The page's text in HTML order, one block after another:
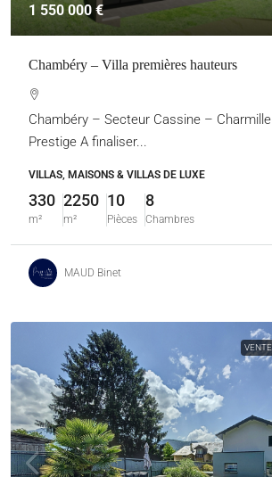
1 550 000 €
Chambéry – Villa premières hauteurs
Chambéry – Secteur Cassine –
Prestige A finaliser...
VILLAS, MAISONS & VILLAS DE LUXE
330
m²
2250
m²
10
Pièces
8
Chambres
MAUD Binet
VENTE